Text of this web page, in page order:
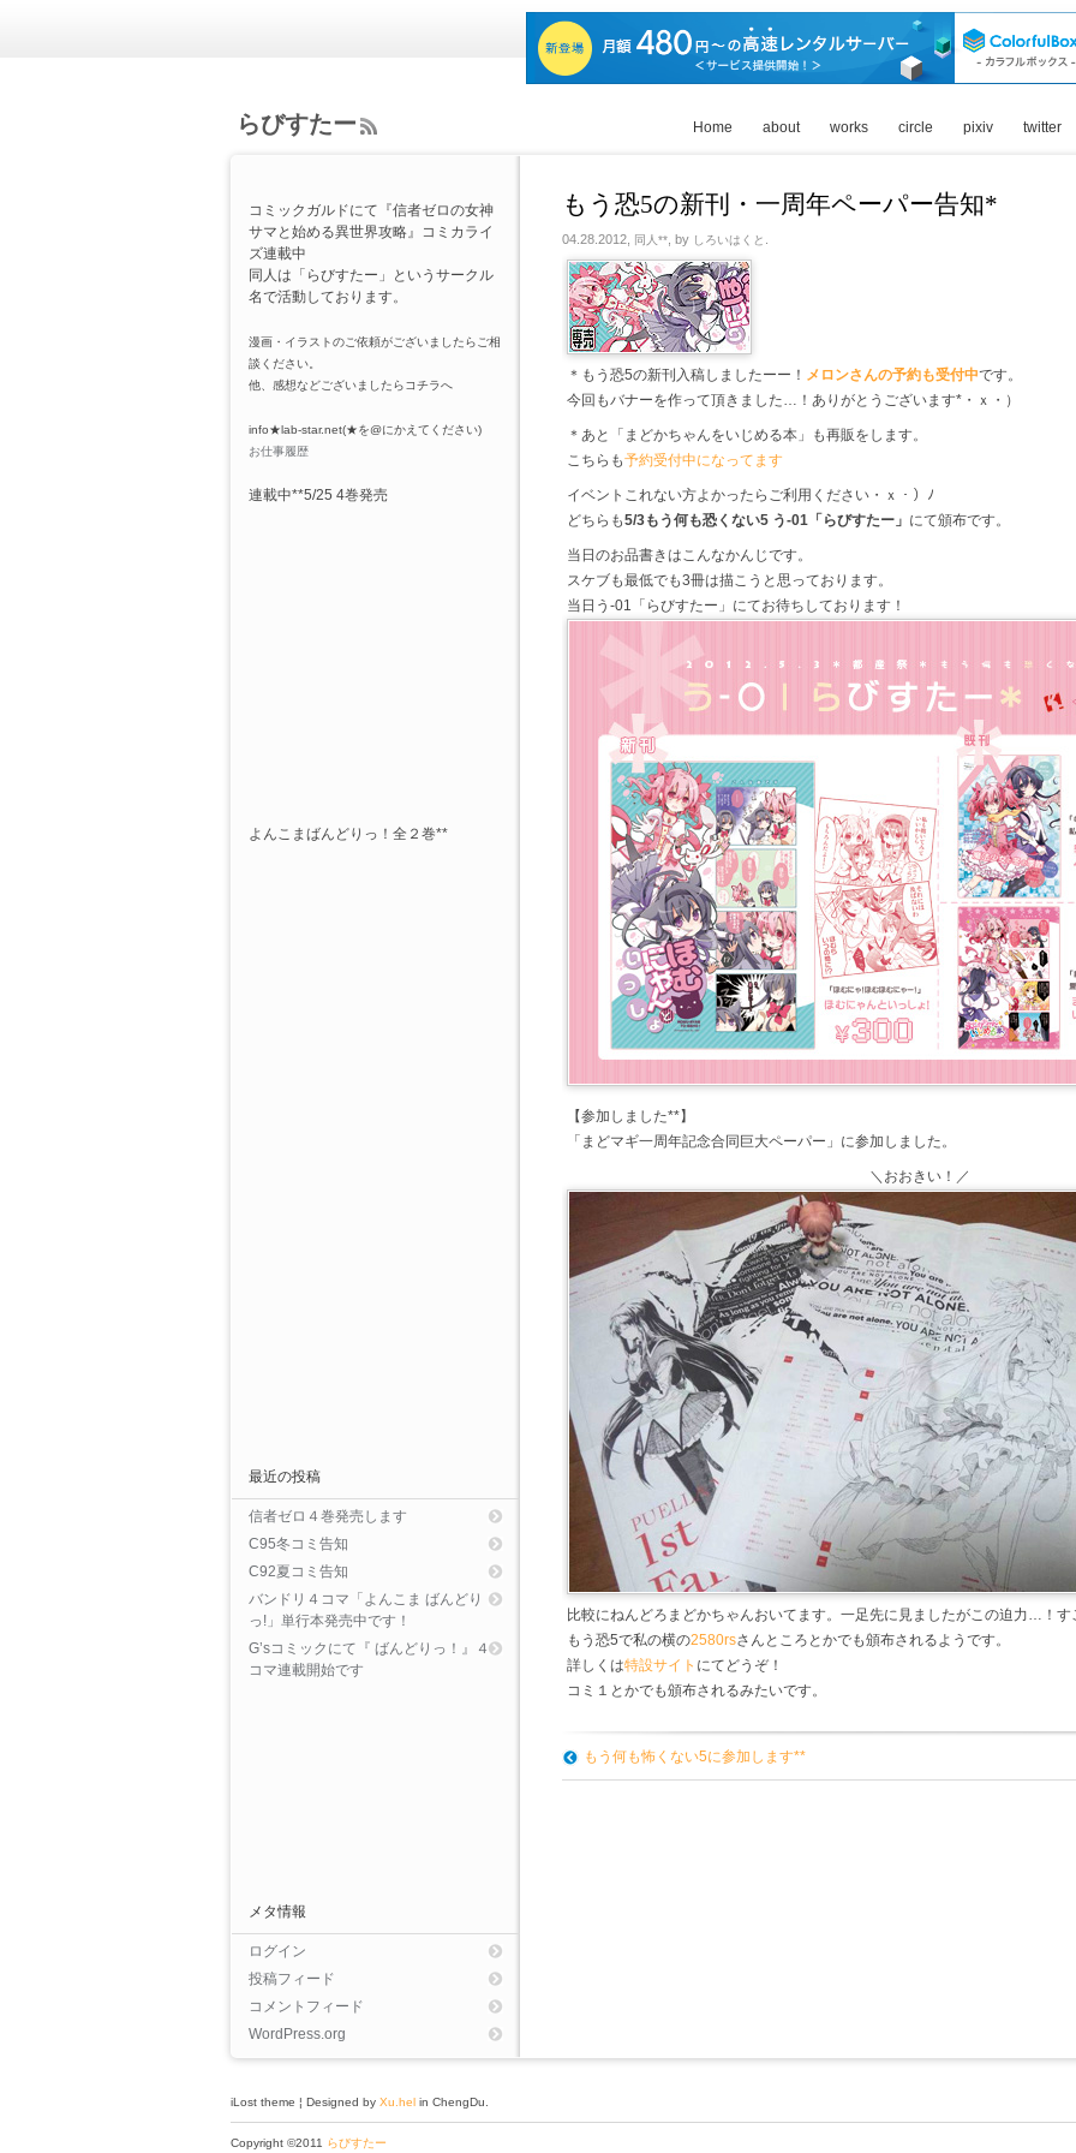
らびすたー
s
Home about works circle pixiv twitter
もう恐5の新刊・一周年ペーパー告知*
04.28.2012, 同人** , by しろいはくと
＊もう恐5の新刊入稿しましたーー！ メロンさんの予約も受付中です。
今回もバナーを作って頂きました…！ありがとうございます*・ｘ・）
＊あと「まどかちゃんをいじめる本」も再販をします。
こちらも予約受付中になってます
イベントこれない方よかったらご利用ください・ｘ・）ﾉ
どちらも5/3もう何も恐くない5 う-01「らびすたー」 にて頒布です。
当日のお品書きはこんなかんじです。
スケブも最低でも3冊は描こうと思っております。
当日う-01「らびすたー」にてお待ちしております！
【参加しました**】
「まどマギ一周年記念合同巨大ペーパー」に参加しました。
＼おおきい！／
比較にねんどろまどかちゃんおいてます。一足先に見ましたがこの迫力…！
もう恐5で私の横の2580rsさんところとかでも頒布されるようです。
詳しくは特設サイト にてどうぞ！
コミ１とかでも頒布されるみたいです。
もう何も怖くない5に参加します**
コミックガルドにて『信者ゼロの女神
サマと始める異世界攻略』コミカライ
ズ連載中
同人は「らびすたー」というサークル
名で活動しております。
漫画・イラストのご依頼がございましたらご相
談ください。
他、感想などございましたらコチラへ
info★lab-star.net(★を@にかえてください)
お仕事履歴
連載中**5/25 4巻発売
よんこまばんどりっ！全２巻**
最近の投稿
信者ゼロ４巻発売します
C95冬コミ告知
C92夏コミ告知
バンドリ４コマ「よんこま ばんどり
っ!」単行本発売中です！
G’sコミックにて『 ばんどりっ！』４
コマ連載開始です
メタ情報
ログイン
投稿フィード
コメントフィード
WordPress.org
iLost theme ¦ Designed by Xu.hel in ChengDu.
Copyright ©2011 らびすたー